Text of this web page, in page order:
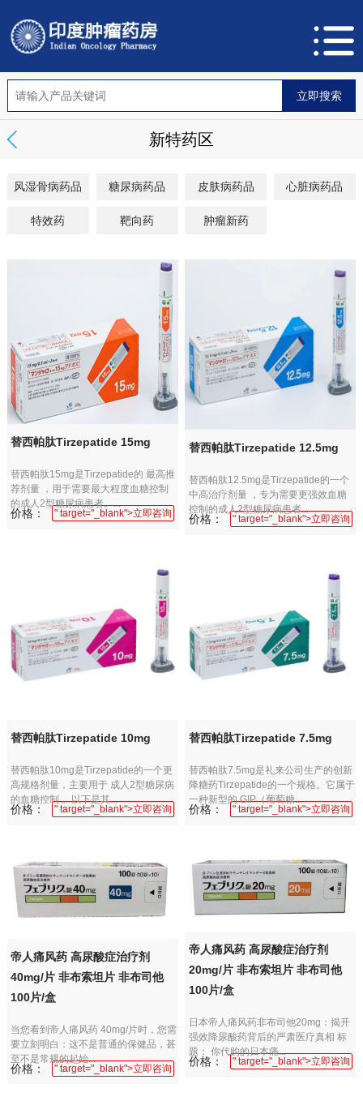
新特药区
风湿骨病药品 糖尿病药品 皮肤病药品 心脏病药品
特效药 靶向药 肿瘤新药
替西帕肽Tirzepatide 15mg
替西帕肽15mg是Tirzepatide的 最高推
荐剂量 ，用于需要最大程度血糖控制
的成人2型糖尿病患者。...
价格： " target="_blank">立即咨询
替西帕肽Tirzepatide 12.5mg
替西帕肽12.5mg是Tirzepatide的一个
中高治疗剂量 ，专为需要更强效血糖
控制的成人2型糖尿病患者...
价格： " target="_blank">立即咨询
替西帕肽Tirzepatide 10mg
替西帕肽10mg是Tirzepatide的一个更
高规格剂量，主要用于 成人2型糖尿病
的血糖控制 。以下是其...
价格： " target="_blank">立即咨询
替西帕肽Tirzepatide 7.5mg
替西帕肽7.5mg是礼来公司生产的创新
降糖药Tirzepatide的一个规格。它属于
一种新型的 GIP（葡萄糖...
价格： " target="_blank">立即咨询
帝人痛风药 高尿酸症治疗剂
40mg/片 非布索坦片 非布司他
100片/盒
当您看到帝人痛风药 40mg/片时，您需
要立刻明白：这不是普通的保健品，甚
至不是常规的起始...
价格： " target="_blank">立即咨询
帝人痛风药 高尿酸症治疗剂
20mg/片 非布索坦片 非布司他
100片/盒
日本帝人痛风药非布司他20mg：揭开
强效降尿酸药背后的严肃医疗真相 标
题： 你代购的日本痛...
价格： " target="_blank">立即咨询